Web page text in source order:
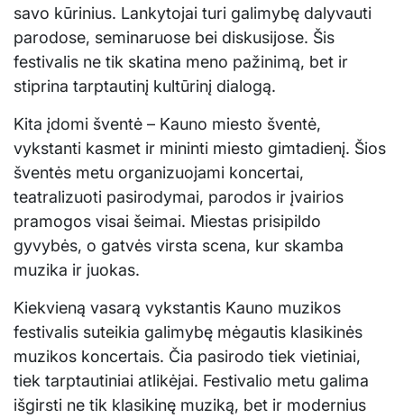
savo kūrinius. Lankytojai turi galimybę dalyvauti
parodose, seminaruose bei diskusijose. Šis
festivalis ne tik skatina meno pažinimą, bet ir
stiprina tarptautinį kultūrinį dialogą.
Kita įdomi šventė – Kauno miesto šventė,
vykstanti kasmet ir mininti miesto gimtadienį. Šios
šventės metu organizuojami koncertai,
teatralizuoti pasirodymai, parodos ir įvairios
pramogos visai šeimai. Miestas prisipildo
gyvybės, o gatvės virsta scena, kur skamba
muzika ir juokas.
Kiekvieną vasarą vykstantis Kauno muzikos
festivalis suteikia galimybę mėgautis klasikinės
muzikos koncertais. Čia pasirodo tiek vietiniai,
tiek tarptautiniai atlikėjai. Festivalio metu galima
išgirsti ne tik klasikinę muziką, bet ir modernius